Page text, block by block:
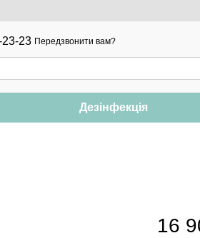
23 Передзвонити вам?
Дезінфекція
16